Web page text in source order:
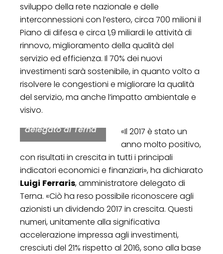
sviluppo della rete nazionale e delle
interconnessioni con l’estero, circa 700 milioni il
Piano di difesa e circa 1,9 miliardi le attività di
rinnovo, miglioramento della qualità del
servizio ed efficienza. Il 70% dei nuovi
investimenti sarà sostenibile, in quanto volto a
risolvere le congestioni e migliorare la qualità
del servizio, ma anche l’impatto ambientale e
visivo.
Luigi Ferraris,
amministratore
delegato di Terna
«Il 2017 è stato un
anno molto positivo,
con risultati in crescita in tutti i principali
indicatori economici e finanziari», ha dichiarato
Luigi Ferraris, amministratore delegato di
Terna. «Ciò ha reso possibile riconoscere agli
azionisti un dividendo 2017 in crescita. Questi
numeri, unitamente alla significativa
accelerazione impressa agli investimenti,
cresciuti del 21% rispetto al 2016, sono alla base